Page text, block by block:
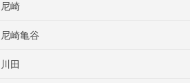
尼崎
尼崎亀谷
川田